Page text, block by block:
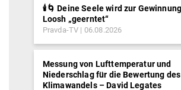
🕯️🌀 Deine Seele wird zur
Loosh „geerntet“
Pravda-TV 06.08.2026
Messung von Lufttemperatur und
Niederschlag für die Bewertung des
Klimawandels – David Legates